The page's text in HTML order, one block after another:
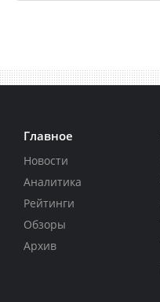
Главное
Новости
Аналитика
Рейтинги
Обзоры
Архив